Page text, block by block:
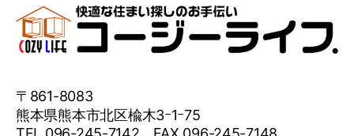
〒861-8083
熊本県熊本市北区楡木3ｰ1ｰ75